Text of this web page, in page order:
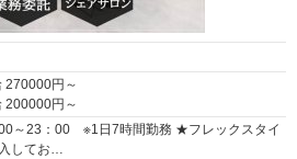
270000円～
200000円～
～23：00 ※1日7時間勤務 ★フレックスタイ
してお…